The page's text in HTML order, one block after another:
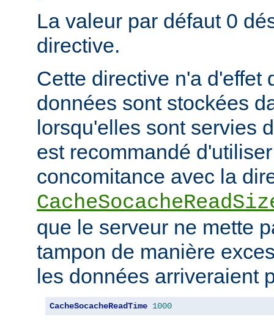
La valeur par défaut 0
directive.
Cette directive n'a d'effet
données sont stockées
lorsqu'elles sont servies
est recommandé
concomitance avec la
que le serveur ne mette
tampon de manière
les données arriveraient
CacheSocacheReadTime 1000